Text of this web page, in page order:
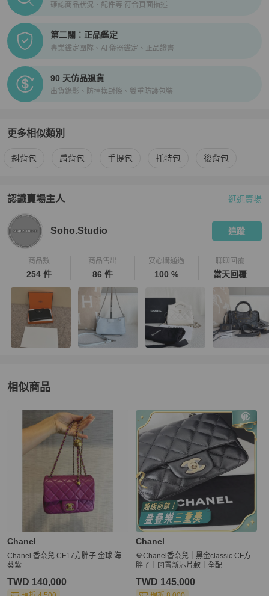
確認商品狀況、配件等 符合頁面描述
第二關：正品鑑定
專業鑑定團隊、AI 儀器鑑定、正品證書
90 天仿品退貨
出貨錄影、防掉換封條、雙重防護包裝
更多相似類別
更多Chanel 女包相似商品推薦
斜背包 肩背包 手提包 托特包 後背包
認識賣場主人
PopChill 拍拍圈嚴選賣家
逛逛賣場
Soho.Studio 追蹤
商品數
254 件
商品售出
86 件
安心購通過
100 %
聊聊回覆
當天回覆
相似商品
更多相似Chanel女包推薦精品
Chanel
Chanel 香奈兒 CF17方胖子 金球 海
葵紫
TWD 140,000
Chanel
💎Chanel香奈兒｜黑金classic CF方
胖子｜閒置新芯片款｜全配
TWD 145,000